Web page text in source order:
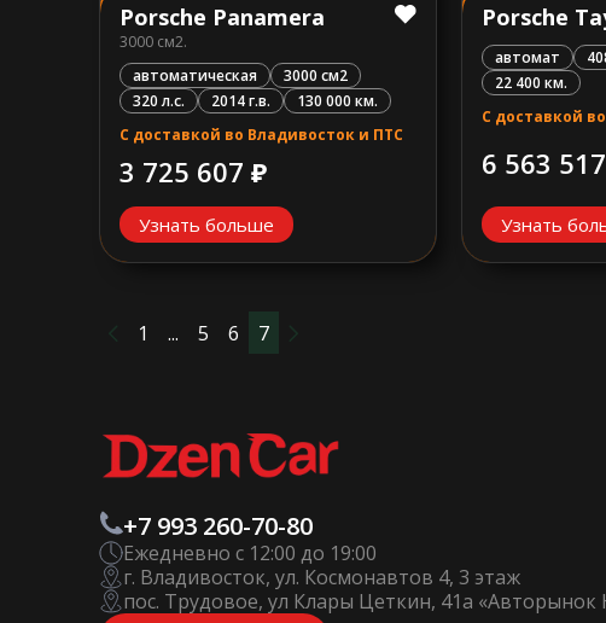
Porsche Panamera
3000 см2.
автоматическая
3000 см2
320 л.с.
2014 г.в.
130 000 км.
С доставкой во Владивосток и ПТС
3 725 607 ₽
Узнать больше
Porsche
автомат
22 400 км.
С доставкой
6 563
Узнать
1 ... 5 6 7
+7 993 260-70-80
Ежедневно с 12:00 до 19:00
г. Владивосток, ул. Космонавтов 4, 3 этаж
пос. Трудовое, ул Клары Цеткин, 41а